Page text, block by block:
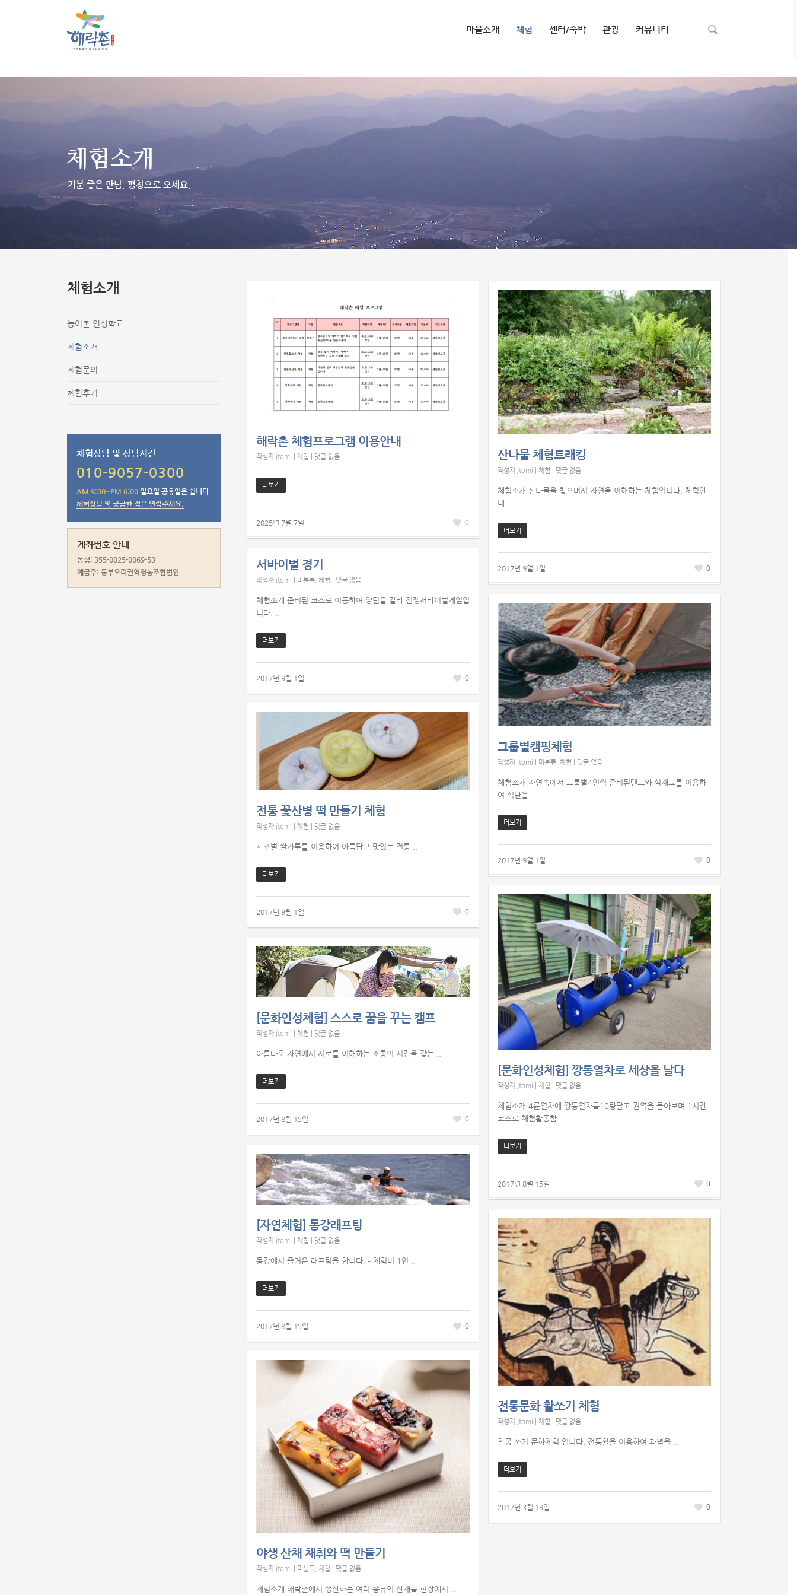
마을소개 체험 센터/숙박 관광 커뮤니티
체험소개
기분 좋은 만남, 평창으로 오세요.
해락촌 체험프로그램 이용안내
작성자 jtomi 체험 댓글 없음
더보기
2025년 7월 7일 0
산나물 체험트래킹
작성자 jtomi 체험 댓글 없음
체험소개 산나물을 찾으며서 자연을 이해하는 체험입니다. 체험안
내
더보기
2017년 9월 1일 0
서바이벌 경기
작성자 jtomi 미분류 체험 댓글 없음
체험소개 준비된 코스로 이동하여 양팀을 갈라 전쟁서바이벌게임입
니다. ..
더보기
2017년 9월 1일 0
그룹별캠핑체험
작성자 jtomi 미분류 체험 댓글 없음
체험소개 자연속에서 그룹별4인씩 준비된텐트와 식재료를 이용하
여 식단을 ..
더보기
2017년 9월 1일 0
전통 꽃산병 떡 만들기 체험
작성자 jtomi 체험 댓글 없음
* 조별 쌀가루를 이용하여 아름답고 맛있는 전통 ..
더보기
2017년 9월 1일 0
[문화인성체험] 깡통열차로 세상을 날다
작성자 jtomi 체험 댓글 없음
체험소개 4륜열차에 깡통열차를10량달고 권역을 돌아보며 1시간
코스로 체험활동함. ..
더보기
2017년 8월 15일 0
[문화인성체험] 스스로 꿈을 꾸는 캠프
작성자 jtomi 체험 댓글 없음
아름다운 자연에서 서로를 이해하는 소통의 시간을 갖는 ..
더보기
2017년 8월 15일 0
[자연체험] 동강래프팅
작성자 jtomi 체험 댓글 없음
동강에서 즐거운 래프팅을 합니다. – 체험비 1인 ..
더보기
2017년 8월 15일 0
전통문화 활쏘기 체험
작성자 jtomi 체험 댓글 없음
활궁 쏘기 문화체험 입니다. 전통활을 이용하여 과녁을 ..
더보기
2017년 3월 13일 0
야생 산채 채취와 떡 만들기
작성자 jtomi 미분류 체험 댓글 없음
체험소개 해락촌에서 생산하는 여러 종류의 산채를 현장에서 ..
체험소개
농어촌 인성학교
체험소개
체험문의
체험후기
체험상담 및 상담시간
010-9057-0300
AM 9:00~PM 6:00일요일 공휴일은 쉽니다
체험상담 및 궁금한 점은 연락주세요.
계좌번호 안내
농협: 355-0025-0069-53
예금주: 동부오리권역영농조합법인